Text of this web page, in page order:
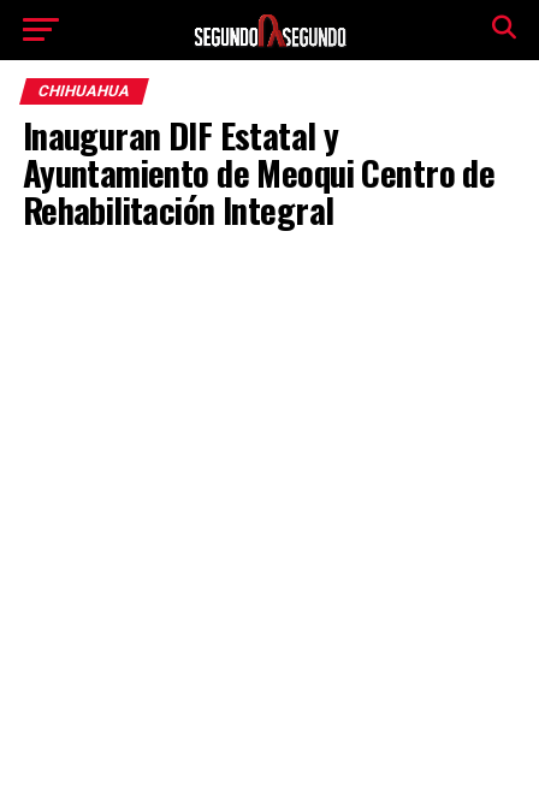
CHIHUAHUA
Inauguran DIF Estatal y
Ayuntamiento de Meoqui Centro de
Rehabilitación Integral